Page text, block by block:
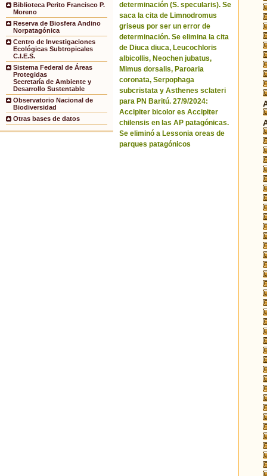
Biblioteca Perito Francisco P.
Moreno
Reserva de Biosfera Andino
Norpatagónica
Centro de Investigaciones
Ecológicas Subtropicales
C.I.E.S.
Sistema Federal de Áreas
Protegidas
Secretaría de Ambiente y
Desarrollo Sustentable
Observatorio Nacional de
Biodiversidad
Otras bases de datos
determinación (S. specularis). Se
saca la cita de Limnodromus
griseus por ser un error de
determinación. Se elimina la cita
de Diuca diuca, Leucochloris
albicollis, Neochen jubatus,
Mimus dorsalis, Paroaria
coronata, Serpophaga
subcristata y Asthenes sclateri
para PN Baritú. 27/9/2024:
Accipiter bicolor es Accipiter
chilensis en las AP patagónicas.
Se eliminó a Lessonia oreas de
parques patagónicos